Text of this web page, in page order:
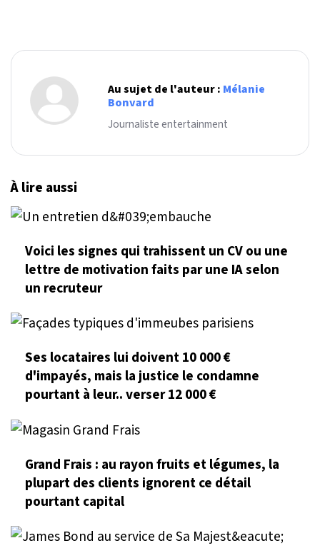
Au sujet de l'auteur : Mélanie
Bonvard
Journaliste entertainment
À lire aussi
Voici les signes qui trahissent un CV ou une
lettre de motivation faits par une IA selon
un recruteur
Ses locataires lui doivent 10 000 €
d'impayés, mais la justice le condamne
pourtant à leur.. verser 12 000 €
Grand Frais : au rayon fruits et légumes, la
plupart des clients ignorent ce détail
pourtant capital